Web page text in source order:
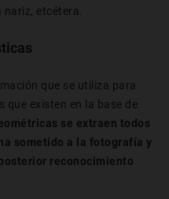
etcétera.
que se utiliza para
existen en la base de
se extraen todos
sometido a la fotografía y
reconocimiento